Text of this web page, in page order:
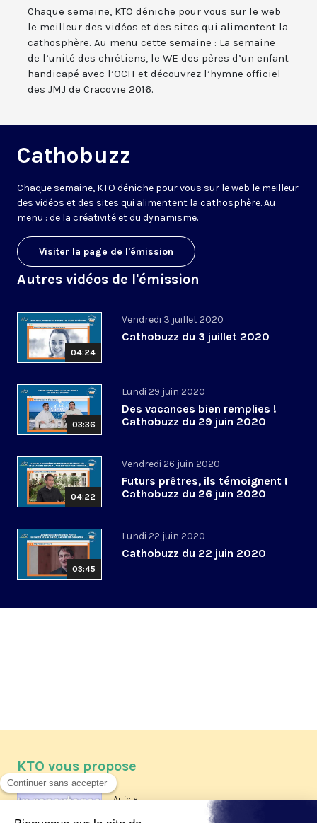
Chaque semaine, KTO déniche pour vous sur le web
le meilleur des vidéos et des sites qui alimentent la
cathosphère. Au menu cette semaine : La semaine
de l’unité des chrétiens, le WE des pères d’un enfant
handicapé avec l’OCH et découvrez l’hymne officiel
des JMJ de Cracovie 2016.
Cathobuzz
Chaque semaine, KTO déniche pour vous sur le web le meilleur
des vidéos et des sites qui alimentent la cathosphère. Au
menu : de la créativité et du dynamisme.
Visiter la page de l'émission
Autres vidéos de l'émission
04:24
Vendredi 3 juillet 2020
Cathobuzz du 3 juillet 2020
03:36
Lundi 29 juin 2020
Des vacances bien remplies !
Cathobuzz du 29 juin 2020
04:22
Vendredi 26 juin 2020
Futurs prêtres, ils témoignent !
Cathobuzz du 26 juin 2020
03:45
Lundi 22 juin 2020
Cathobuzz du 22 juin 2020
KTO vous propose
Article
Les reportages d'été 2026 de KTO